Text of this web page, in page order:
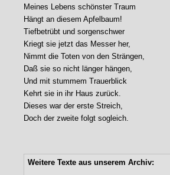
Meines Lebens schönster Traum
Hängt an diesem Apfelbaum!
Tiefbetrübt und sorgenschwer
Kriegt sie jetzt das Messer her,
Nimmt die Toten von den Strängen,
Daß sie so nicht länger hängen,
Und mit stummem Trauerblick
Kehrt sie in ihr Haus zurück.
Dieses war der erste Streich,
Doch der zweite folgt sogleich.
Weitere Texte aus unserem Archiv: